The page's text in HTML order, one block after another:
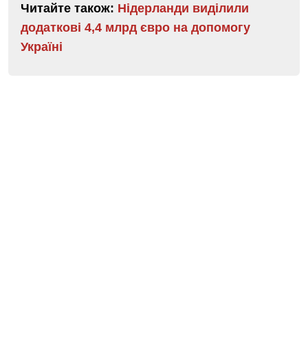
Читайте також: Нідерланди виділили
додаткові 4,4 млрд євро на допомогу
Україні